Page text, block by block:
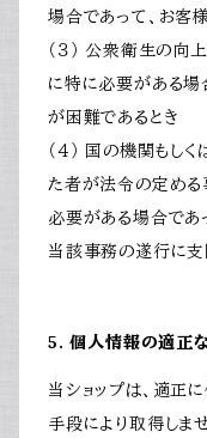
場合であって、お客
（３） 公衆衛生の
に特に必要がある場
が困難であるとき
（４） 国の機関もし
た者が法令の定める
必要がある場合であ
当該事務の遂行に
5. 個人情報の適正
当ショップは、適正
手段により取得しま